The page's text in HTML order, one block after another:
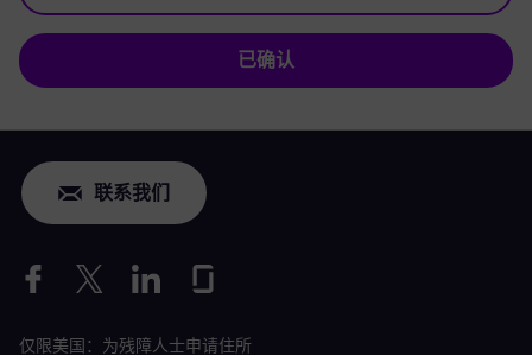
已确认
联系我们
仅限美国：为残障人士申请住所